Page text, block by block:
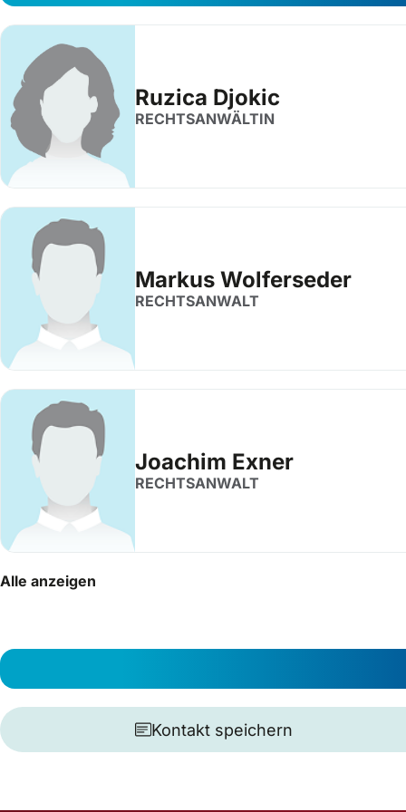
Ruzica Djokic
RECHTSANWÄLTIN
Markus Wolferseder
RECHTSANWALT
Joachim Exner
RECHTSANWALT
Alle anzeigen
Kontakt speichern